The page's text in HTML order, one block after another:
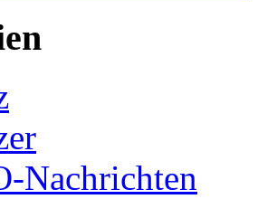
Nachrichten